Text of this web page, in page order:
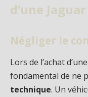
d’une
Négliger le
Lors de l’achat d’une
fondamental de ne
technique. Un